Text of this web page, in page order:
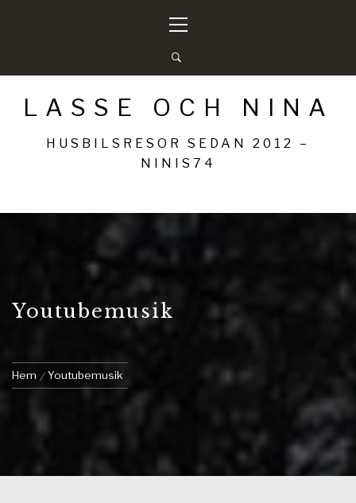
meny
LASSE OCH NINA
HUSBILSRESOR SEDAN 2012 –
NINIS74
Youtubemusik
Hem Youtubemusik